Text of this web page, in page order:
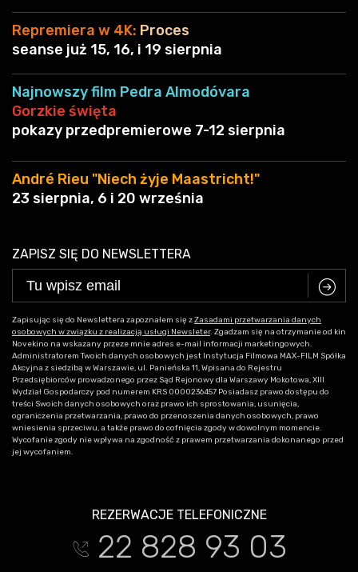
seanse już 15, 16, i 19 sierpnia
Najnowszy film Pedra Almodóvara
Gorzkie święta
pokazy przedpremierowe 7-12 sierpnia
André Rieu "Niech żyje Maastricht!"
23 sierpnia, 6 i 20 września
Zapisując się do Newslettera zapoznałem się z
Zasadami przetwarzania danych
osobowych w związku z realizacją usługi Newsleter
. Zgadzam się na otrzymanie od kin
Administratorem Twoich danych osobowych jest Instytucja Filmowa MAX-FILM Spółka
Akcyjna z siedzibą w Warszawie, ul. Panieńska 11, Wpisana do Rejestru
Przedsiębiorców prowadzonego przez Sąd Rejonowy dla Warszawy Mokotowa, XIII
Wydział Gospodarczy pod numerem KRS 0000236457 Posiadasz prawo dostępu do
treści Swoich danych osobowych oraz prawo ich sprostowania, usunięcia,
ograniczenia przetwarzania, prawo do przenoszenia danych osobowych, prawo
wniesienia sprzeciwu, a także prawo do cofnięcia zgody w dowolnym momencie.
Wycofanie zgody nie wpływa na zgodność z prawem przetwarzania dokonanego przed
jej wycofaniem.
22 828 93 03
facebook